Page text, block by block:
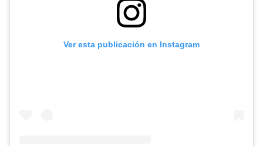
Ver esta publicación en Instagram